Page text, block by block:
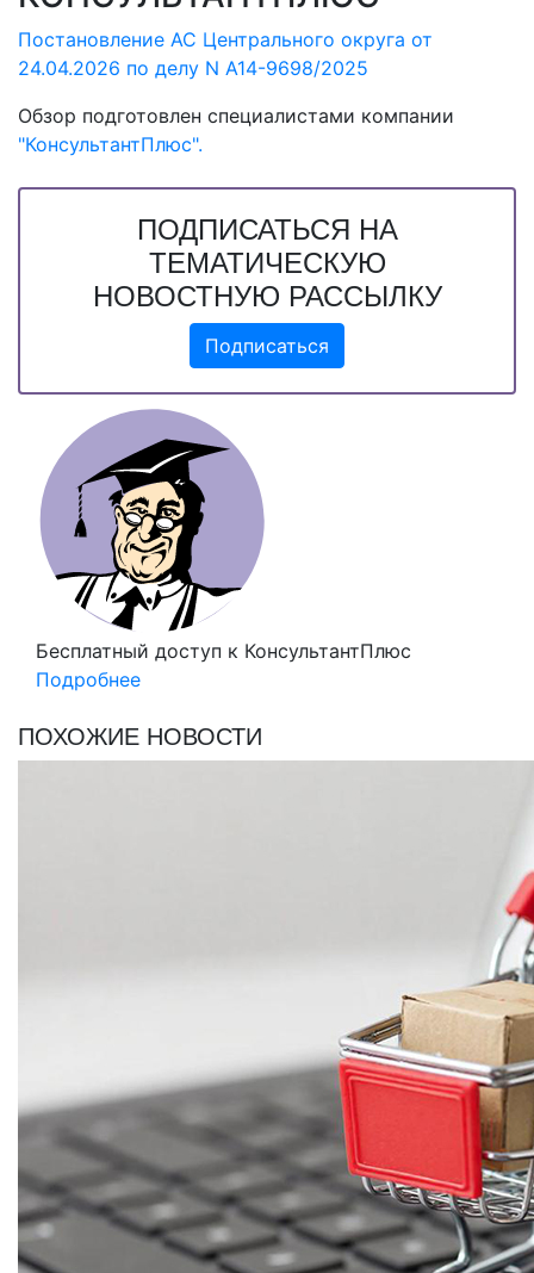
Постановление АС Центрального округа от
24.04.2026 по делу N А14-9698/2025
Обзор подготовлен специалистами компании
"КонсультантПлюс".
ПОДПИСАТЬСЯ НА
ТЕМАТИЧЕСКУЮ
НОВОСТНУЮ РАССЫЛКУ
Подписаться
Бесплатный доступ к КонсультантПлюс
Подробнее
ПОХОЖИЕ НОВОСТИ